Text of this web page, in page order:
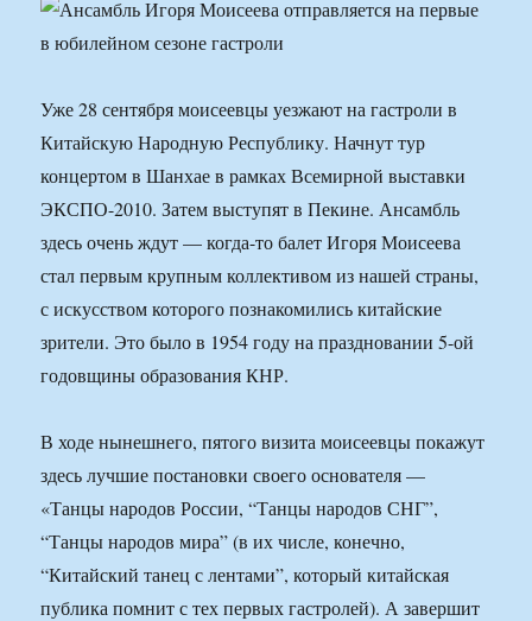
Уже 28 сентября моисеевцы уезжают на гастроли в
Китайскую Народную Республику. Начнут тур
концертом в Шанхае в рамках Всемирной выставки
ЭКСПО-2010. Затем выступят в Пекине. Ансамбль
здесь очень ждут — когда-то балет Игоря Моисеева
стал первым крупным коллективом из нашей страны,
с искусством которого познакомились китайские
зрители. Это было в 1954 году на праздновании 5-ой
годовщины образования КНР.
В ходе нынешнего, пятого визита моисеевцы покажут
здесь лучшие постановки своего основателя —
«Танцы народов России, “Танцы народов СНГ”,
“Танцы народов мира” (в их числе, конечно,
“Китайский танец с лентами”, который китайская
публика помнит с тех первых гастролей). А завершит